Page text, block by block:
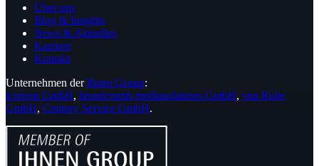
Über uns
Blog & Insights
News & Aktuelles
Karriere
Kontakt
Unternehmen derIhnen Group:
icoreon GmbH, breadcrumb mediasolutions GmbH, van Rohe
GmbH, Century Service GmbH.